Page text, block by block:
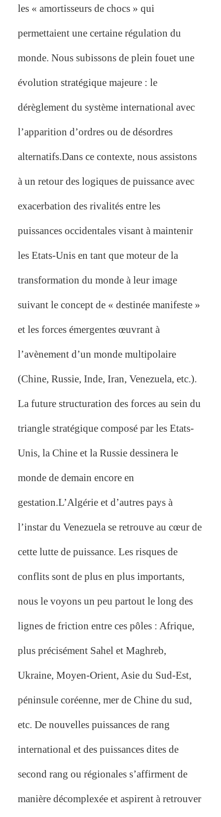
les « amortisseurs de chocs » qui
permettaient une certaine régulation du
monde. Nous subissons de plein fouet une
évolution stratégique majeure : le
dérèglement du système international avec
l’apparition d’ordres ou de désordres
alternatifs.Dans ce contexte, nous assistons
à un retour des logiques de puissance avec
exacerbation des rivalités entre les
puissances occidentales visant à maintenir
les Etats-Unis en tant que moteur de la
transformation du monde à leur image
suivant le concept de « destinée manifeste »
et les forces émergentes œuvrant à
l’avènement d’un monde multipolaire
(Chine, Russie, Inde, Iran, Venezuela, etc.).
La future structuration des forces au sein du
triangle stratégique composé par les Etats-
Unis, la Chine et la Russie dessinera le
monde de demain encore en
gestation.L’Algérie et d’autres pays à
l’instar du Venezuela se retrouve au cœur de
cette lutte de puissance. Les risques de
conflits sont de plus en plus importants,
nous le voyons un peu partout le long des
lignes de friction entre ces pôles : Afrique,
plus précisément Sahel et Maghreb,
Ukraine, Moyen-Orient, Asie du Sud-Est,
péninsule coréenne, mer de Chine du sud,
etc. De nouvelles puissances de rang
international et des puissances dites de
second rang ou régionales s’affirment de
manière décomplexée et aspirent à retrouver